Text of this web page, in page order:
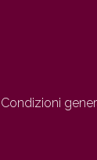
Condizioni